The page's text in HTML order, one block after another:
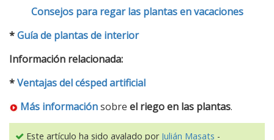
Consejos para regar las plantas en vacaciones
*Guía de plantas de interior
Información relacionada:
*Ventajas del césped artificial
Más informaciónsobre el riego en las plantas.
Este artículo ha sido avalado por Julián Masats -